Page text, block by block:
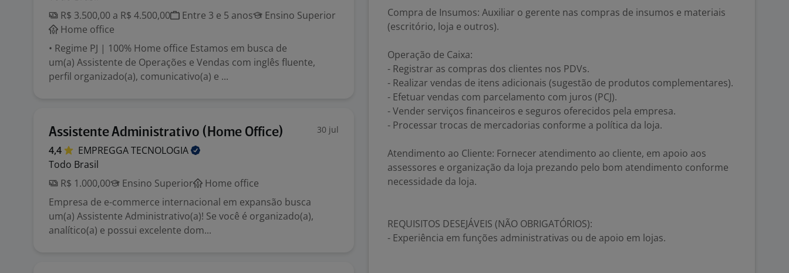
R$ 3.500,00 a R$ 4.500,00
Entre 3 e 5 anos
Ensino Superior
Home office
• Regime PJ | 100% Home office Estamos em busca de
um(a) Assistente de Operações e Vendas com inglês fluente,
perfil organizado(a), comunicativo(a) e ...
Assistente Administrativo (Home Office) 30 jul
4,4 EMPREGGATECNOLOGIA
Todo Brasil
R$ 1.000,00
Ensino Superior
Home office
Empresa de e-commerce internacional em expansão busca
um(a) Assistente Administrativo(a)! Se você é organizado(a),
analítico(a) e possui excelente dom...
Compra de Insumos: Auxiliar o gerente nas compras de insumos e materiais
(escritório, loja e outros).
Operação de Caixa:
- Registrar as compras dos clientes nos PDVs.
- Realizar vendas de itens adicionais (sugestão de produtos complementares).
- Efetuar vendas com parcelamento com juros (PCJ).
- Vender serviços financeiros e seguros oferecidos pela empresa.
- Processar trocas de mercadorias conforme a política da loja.
Atendimento ao Cliente: Fornecer atendimento ao cliente, em apoio aos
assessores e organização da loja prezando pelo bom atendimento conforme
necessidade da loja.
REQUISITOS DESEJÁVEIS (NÃO OBRIGATÓRIOS):
- Experiência em funções administrativas ou de apoio em lojas.